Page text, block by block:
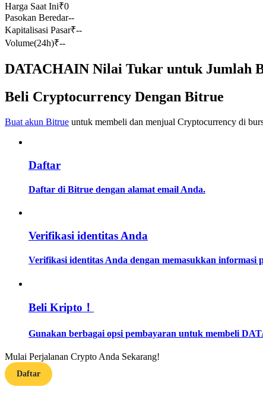
USDC Berjangka
Kontrak berjangka menggunakan USDC sebagai jaminannya
Nikmati pembagian keuntungan dan komisi copy trading
Harga Saat Ini₹0
Pasokan Beredar--
Kapitalisasi Pasar₹--
Volume(24h)₹--
DATACHAIN Nilai Tukar untuk Jumlah
Beli Cryptocurrency Dengan Bitrue
Buat akun Bitrue untuk membeli dan menjual Cryptocurrency di
Daftar
Daftar di Bitrue dengan alamat email Anda.
Verifikasi identitas Anda
Verifikasi identitas Anda dengan memasukkan
Beli Kripto！
Gunakan berbagai opsi pembayaran untuk membeli
Mulai Perjalanan Crypto Anda Sekarang!
Daftar